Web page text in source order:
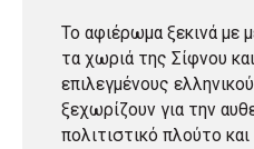
Το αφιέρωμα ξεκινά με
τα χωριά της Σίφνου
επιλεγμένους
ξεχωρίζουν για την
πολιτιστικό πλούτο